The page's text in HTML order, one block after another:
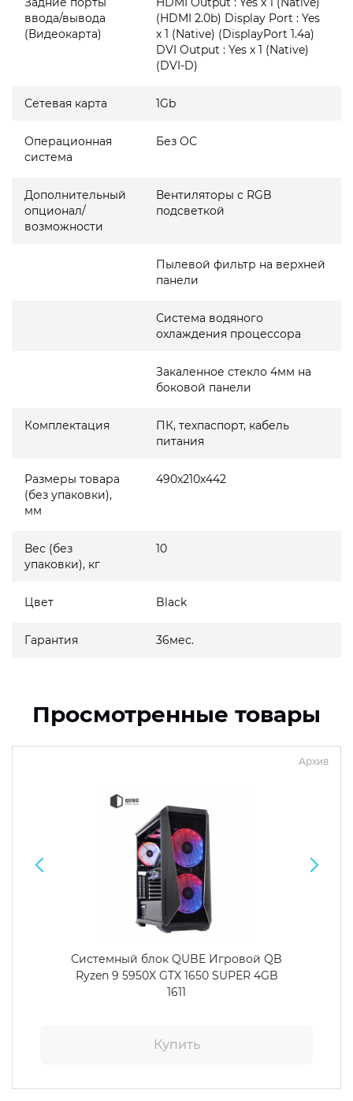
ввода/вывода
(Видеокарта)
(HDMI 2.0b) Display Port : Yes
x 1 (Native) (DisplayPort 1.4a)
DVI Output : Yes x 1 (Native)
(DVI-D)
Сетевая карта 1Gb
Операционная
система
Без ОС
Дополнительный
опционал/
возможности
Вентиляторы с RGB
подсветкой
Пылевой фильтр на верхней
панели
Система водяного
охлаждения процессора
Закаленное стекло 4мм на
боковой панели
Комплектация
ПК, техпаспорт, кабель
питания
Размеры товара
(без упаковки),
мм
490x210x442
Вес (без
упаковки), кг
10
Цвет Black
Гарантия 36мес.
Просмотренные товары
Архив
Системный блок QUBE Игровой QB
Ryzen 9 5950X GTX 1650 SUPER 4GB
1611
Купить